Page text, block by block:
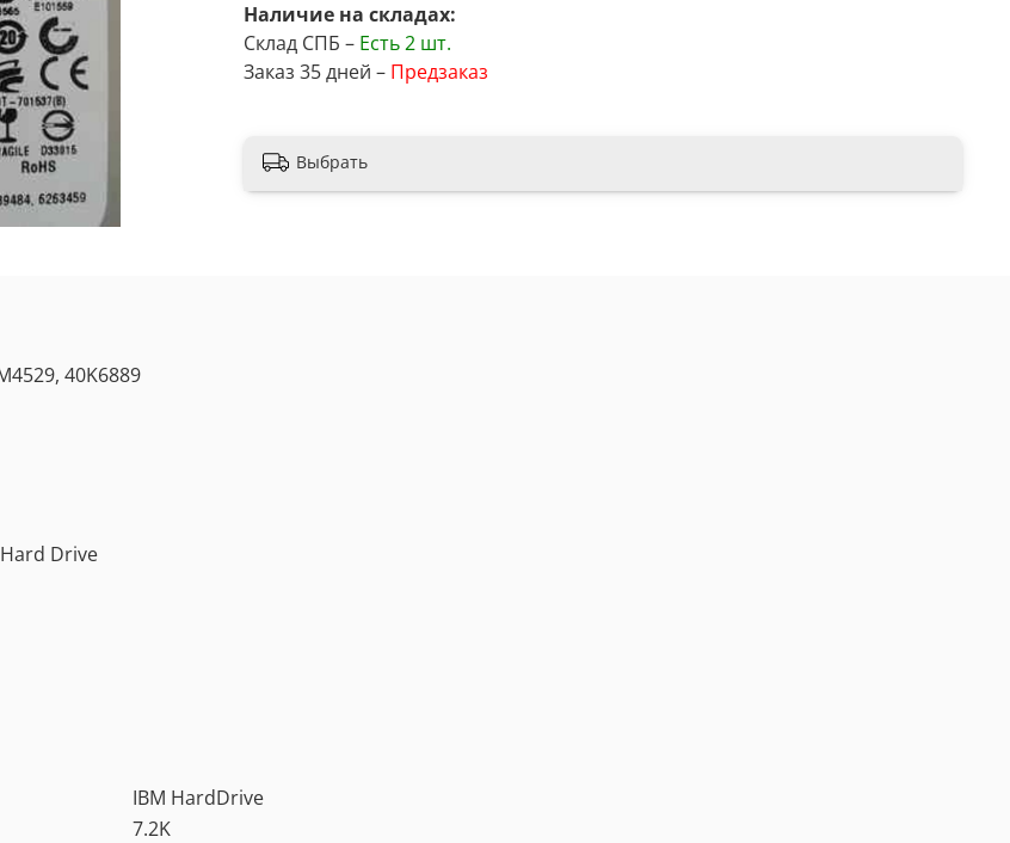
Наличие на складах:
Склад СПБ – Есть2 шт.
Заказ 35 дней – Предзаказ
Выбрать
40K6889
Hard Drive
IBM HardDrive
7.2K